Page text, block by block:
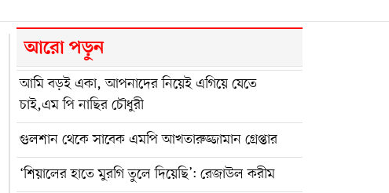
আরো পড়ুন
আমি বড়ই একা, আপনাদের নিয়েই এগিয়ে যেতে
চাই,এম পি নাছির চৌধুরী
গুলশান থেকে সাবেক এমপি আখতারুজ্জামান গ্রেপ্তার
‘শিয়ালের হাতে মুরগি তুলে দিয়েছি’: রেজাউল করীম